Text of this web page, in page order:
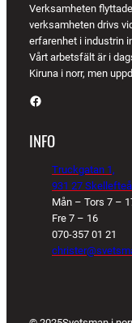
Verksamheten
verksamheten drivs
erfarenhet i industrin
Vårt arbetsfält är i
Kiruna i norr, men
Facebook
INFO
Truckgatan 1,
931 27 Skellefteå
Mån – Tors 7 –
Fre 7 – 16
070-357 01 21